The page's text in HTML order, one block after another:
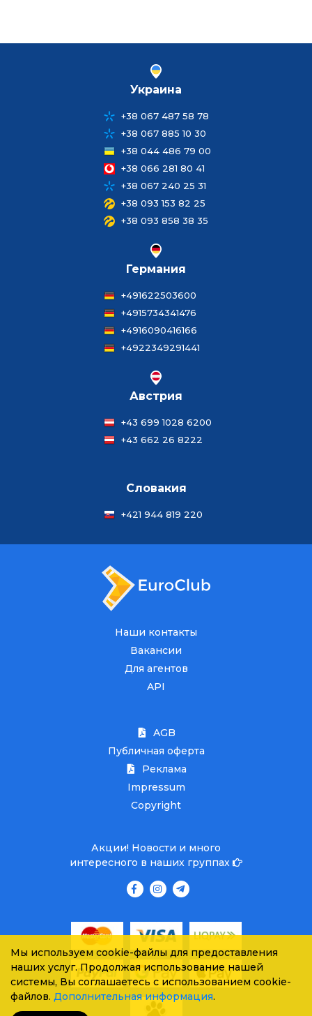
Украина
+38 067 487 58 78
+38 067 885 10 30
+38 044 486 79 00
+38 066 281 80 41
+38 067 240 25 31
+38 093 153 82 25
+38 093 858 38 35
Германия
+491622503600
+4915734341476
+4916090416166
+4922349291441
Австрия
+43 699 1028 6200
+43 662 26 8222
Словакия
+421 944 819 220
Наши контакты
Вакансии
Для агентов
API
AGB
Публичная оферта
Реклама
Impressum
Copyright
Акции! Новости и много
интересного в наших группах
Мы используем cookie-файлы для предоставления
наших услуг. Продолжая использование нашей
системы, Вы соглашаетесь с использованием cookie-
файлов. Дополнительная информация.